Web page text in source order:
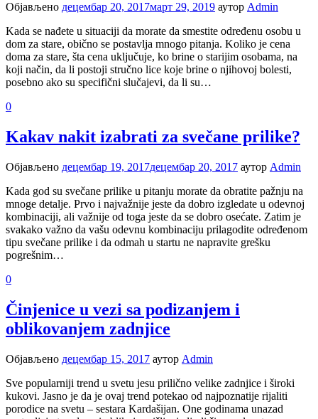
Објављено децембар 20, 2017март 29, 2019 аутор Admin
Kada se nađete u situaciji da morate da smestite određenu osobu u
dom za stare, obično se postavlja mnogo pitanja. Koliko je cena
doma za stare, šta cena uključuje, ko brine o starijim osobama, na
koji način, da li postoji stručno lice koje brine o njihovoj bolesti,
posebno ako su specifični slučajevi, da li su…
0
Kakav nakit izabrati za svečane prilike?
Објављено децембар 19, 2017децембар 20, 2017 аутор Admin
Kada god su svečane prilike u pitanju morate da obratite pažnju na
mnoge detalje. Prvo i najvažnije jeste da dobro izgledate u odevnoj
kombinaciji, ali važnije od toga jeste da se dobro osećate. Zatim je
svakako važno da vašu odevnu kombinaciju prilagodite određenom
tipu svečane prilike i da odmah u startu ne napravite grešku
pogrešnim…
0
Činjenice u vezi sa podizanjem i
oblikovanjem zadnjice
Објављено децембар 15, 2017 аутор Admin
Sve popularniji trend u svetu jesu prilično velike zadnjice i široki
kukovi. Jasno je da je ovaj trend potekao od najpoznatije rijaliti
porodice na svetu – sestara Kardašijan. One godinama unazad